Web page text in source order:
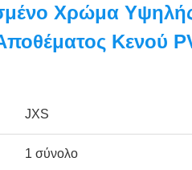
Χρώμα
Κενού
JXS
1 σύνολο